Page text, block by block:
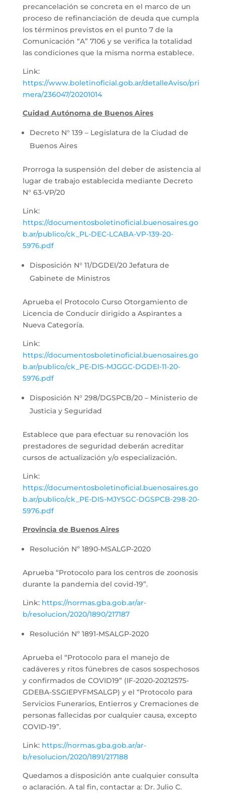
precancelación se concreta en el marco de un
proceso de refinanciación de deuda que cumpla
los términos previstos en el punto 7 de la
Comunicación “A” 7106 y se verifica la totalidad
las condiciones que la misma norma establece.
Link:
https://www.boletinoficial.gob.ar/detalleAviso/pri
mera/236047/20201014
Cuidad Autónoma de Buenos Aires
Decreto N° 139 – Legislatura de la Ciudad de
Buenos Aires
Prorroga la suspensión del deber de asistencia al
lugar de trabajo establecida mediante Decreto
N° 63-VP/20
Link:
https://documentosboletinoficial.buenosaires.go
b.ar/publico/ck_PL-DEC-LCABA-VP-139-20-
5976.pdf
Disposición N° 11/DGDEI/20 Jefatura de
Gabinete de Ministros
Aprueba el Protocolo Curso Otorgamiento de
Licencia de Conducir dirigido a Aspirantes a
Nueva Categoría.
Link:
https://documentosboletinoficial.buenosaires.go
b.ar/publico/ck_PE-DIS-MJGGC-DGDEI-11-20-
5976.pdf
Disposición N° 298/DGSPCB/20 – Ministerio de
Justicia y Seguridad
Establece que para efectuar su renovación los
prestadores de seguridad deberán acreditar
cursos de actualización y/o especialización.
Link:
https://documentosboletinoficial.buenosaires.go
b.ar/publico/ck_PE-DIS-MJYSGC-DGSPCB-298-20-
5976.pdf
Provincia de Buenos Aires
Resolución Nº 1890-MSALGP-2020
Aprueba “Protocolo para los centros de zoonosis
durante la pandemia del covid-19”.
Link: https://normas.gba.gob.ar/ar-
b/resolucion/2020/1890/217187
Resolución Nº 1891-MSALGP-2020
Aprueba el “Protocolo para el manejo de
cadáveres y ritos fúnebres de casos sospechosos
y confirmados de COVID19” (IF-2020-20212575-
GDEBA-SSGIEPYFMSALGP) y el “Protocolo para
Servicios Funerarios, Entierros y Cremaciones de
personas fallecidas por cualquier causa, excepto
COVID-19”.
Link: https://normas.gba.gob.ar/ar-
b/resolucion/2020/1891/217188
Quedamos a disposición ante cualquier consulta
o aclaración. A tal fin, contactar a: Dr. Julio C.